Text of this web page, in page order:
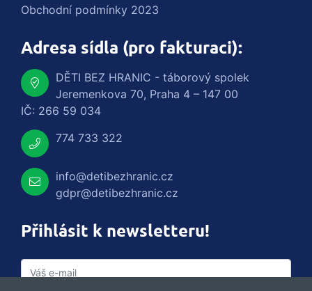
Obchodní podmínky 2023
Adresa sídla (pro fakturaci):
DĚTI BEZ HRANIC - táborový spolek
Jeremenkova 70, Praha 4 – 147 00
IČ: 266 59 034
774 733 322
info@detibezhranic.cz
gdpr@detibezhranic.cz
Přihlásit k newsletteru!